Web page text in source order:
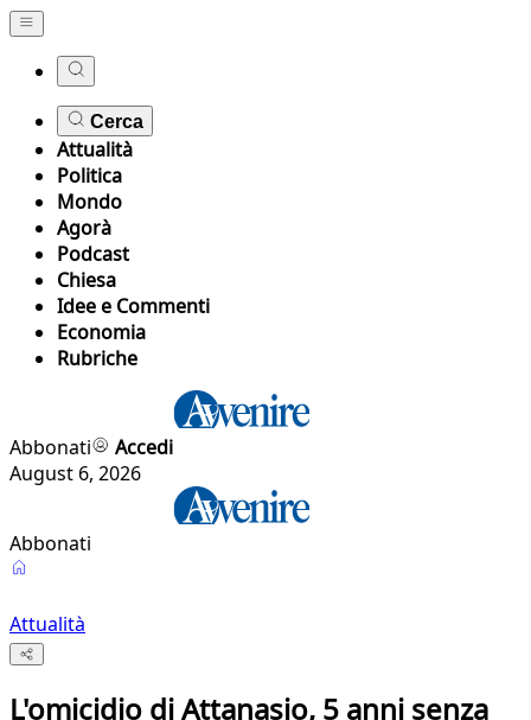
Cerca
Attualità
Politica
Mondo
Agorà
Podcast
Chiesa
Idee e Commenti
Economia
Rubriche
Abbonati
Accedi
August 6, 2026
Abbonati
Attualità
L'omicidio di Attanasio, 5 anni senza